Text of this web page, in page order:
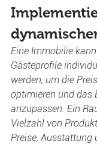
Eine Immobilie
Gästeprofile
werden, um die
optimieren und das
anzupassen. Ein
Vielzahl von
Preise, Ausstattung